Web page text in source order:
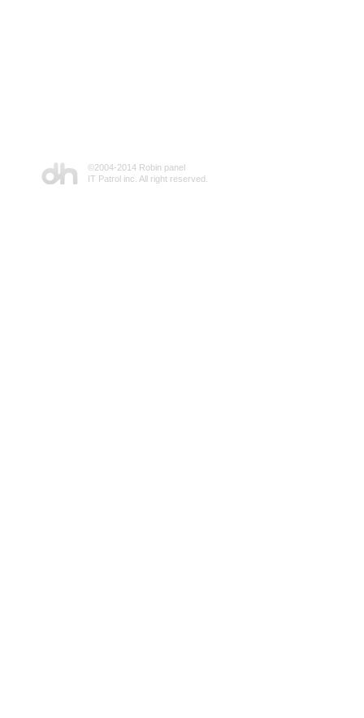
©2004-2014 Robin panel
IT Patrol inc. All right reserved.